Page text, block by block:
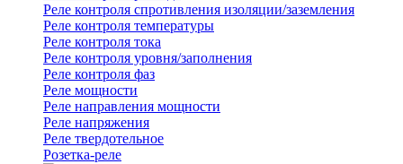
Реле контроля спротивления изоляции/заземления
Реле контроля температуры
Реле контроля тока
Реле контроля уровня/заполнения
Реле контроля фаз
Реле мощности
Реле направления мощности
Реле напряжения
Реле твердотельное
Розетка-реле